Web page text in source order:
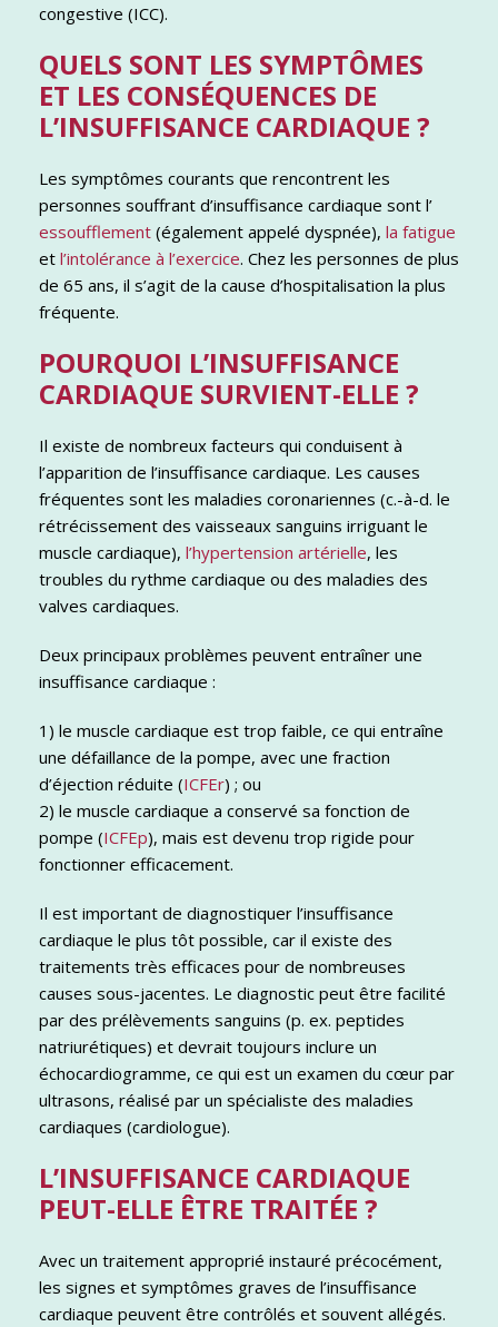
congestive (ICC).
QUELS SONT LES SYMPTÔMES
ET LES CONSÉQUENCES DE
L’INSUFFISANCE CARDIAQUE ?
Les symptômes courants que rencontrent les
personnes souffrant d’insuffisance cardiaque sont l’
essoufflement (également appelé dyspnée), la fatigue
et l’intolérance à l’exercice. Chez les personnes de plus
de 65 ans, il s’agit de la cause d’hospitalisation la plus
fréquente.
POURQUOI L’INSUFFISANCE
CARDIAQUE SURVIENT-ELLE ?
Il existe de nombreux facteurs qui conduisent à
l’apparition de l’insuffisance cardiaque. Les causes
fréquentes sont les maladies coronariennes (c.-à-d. le
rétrécissement des vaisseaux sanguins irriguant le
muscle cardiaque), l’hypertension artérielle, les
troubles du rythme cardiaque ou des maladies des
valves cardiaques.
Deux principaux problèmes peuvent entraîner une
insuffisance cardiaque :
1) le muscle cardiaque est trop faible, ce qui entraîne
une défaillance de la pompe, avec une fraction
d’éjection réduite (ICFEr) ; ou
2) le muscle cardiaque a conservé sa fonction de
pompe (ICFEp), mais est devenu trop rigide pour
fonctionner efficacement.
Il est important de diagnostiquer l’insuffisance
cardiaque le plus tôt possible, car il existe des
traitements très efficaces pour de nombreuses
causes sous-jacentes. Le diagnostic peut être facilité
par des prélèvements sanguins (p. ex. peptides
natriurétiques) et devrait toujours inclure un
échocardiogramme, ce qui est un examen du cœur par
ultrasons, réalisé par un spécialiste des maladies
cardiaques (cardiologue).
L’INSUFFISANCE CARDIAQUE
PEUT-ELLE ÊTRE TRAITÉE ?
Avec un traitement approprié instauré précocément,
les signes et symptômes graves de l’insuffisance
cardiaque peuvent être contrôlés et souvent allégés.